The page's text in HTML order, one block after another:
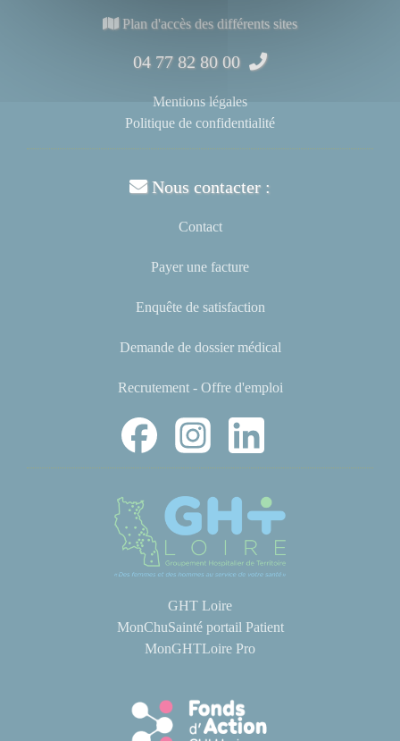
Plan d'accès des différents sites
04 77 82 80 00
Mentions légales
Politique de confidentialité
Nous contacter :
Contact
Payer une facture
Enquête de satisfaction
Demande de dossier médical
Recrutement - Offre d'emploi
GHT Loire
MonChuSainté portail Patient
MonGHTLoire Pro